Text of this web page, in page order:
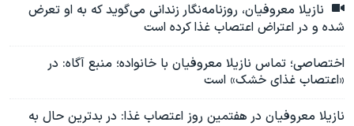
نازیلا معروفیان، روزنامه‌نگار زندانی می‌گوید که به او تعرض
شده و در اعتراض اعتصاب غذا کرده است
اختصاصی؛ تماس نازیلا معروفیان با خانواده؛ منبع آگاه: در
«اعتصاب غذای خشک» است
نازیلا معروفیان در هفتمین روز اعتصاب غذا: در بدترین حال به